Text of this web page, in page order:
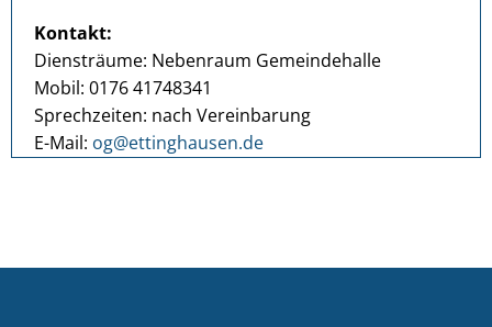
Kontakt:
Diensträume: Nebenraum Gemeindehalle
Mobil: 0176 41748341
Sprechzeiten: nach Vereinbarung
E-Mail: og@ettinghausen.de